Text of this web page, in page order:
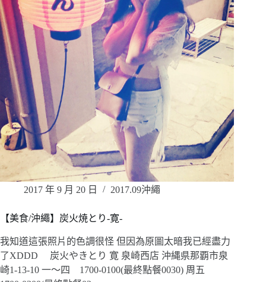
2017 年 9 月 20 日 2017.09沖繩
【美食/沖繩】炭火焼とり-寛-
我知道這張照片的色調很怪 但因為原圖太暗我已經盡力
了XDDD 炭火やきとり 寛 泉崎西店 沖縄県那覇市泉
崎1-13-10 一～四 1700-0100(最終點餐0030) 周五